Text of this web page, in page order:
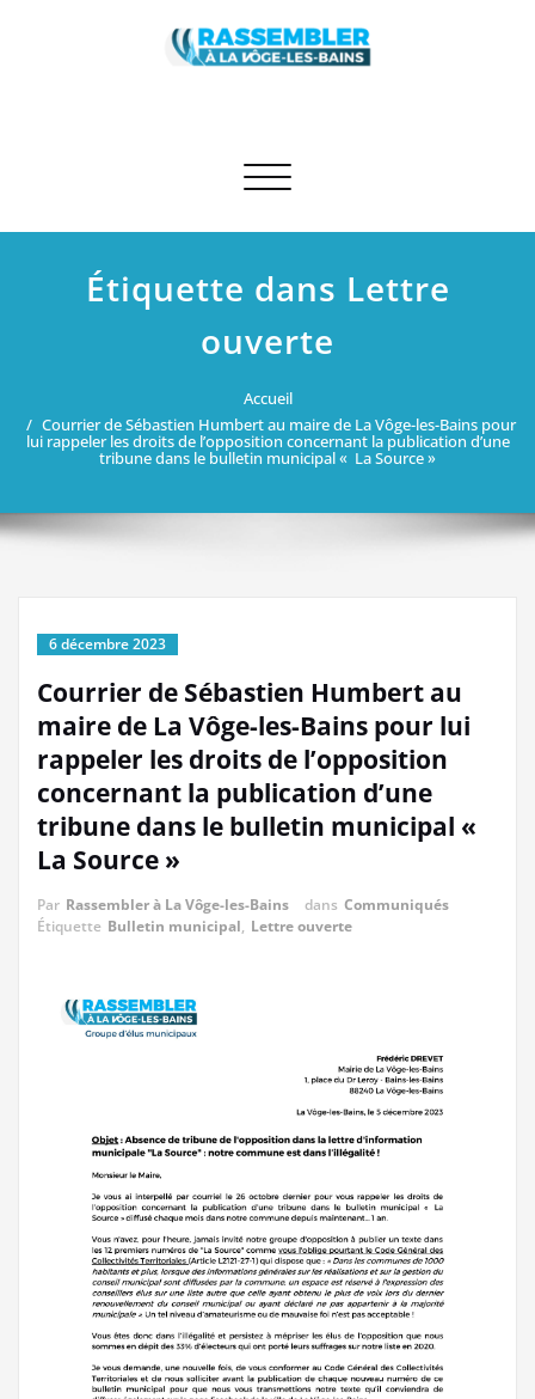
Afficher/masquer la navigation
Étiquette dans Lettre
ouverte
Accueil
Courrier de Sébastien Humbert au maire de La Vôge-les-Bains pour
lui rappeler les droits de l’opposition concernant la publication d’une
tribune dans le bulletin municipal « La Source »
6 décembre 2023
Courrier de Sébastien Humbert au
maire de La Vôge-les-Bains pour lui
rappeler les droits de l’opposition
concernant la publication d’une
tribune dans le bulletin municipal «
La Source »
Par Rassembler à La Vôge-les-Bains dans Communiqués
Étiquette Bulletin municipal, Lettre ouverte